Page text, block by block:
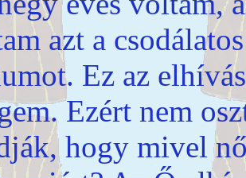
azt a
Ez az
Ezért nem
hogy mivel